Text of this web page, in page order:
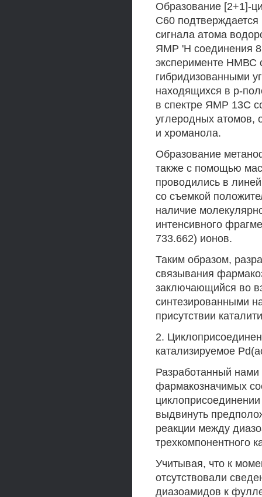
Образование [2+1]-
С60 подтверждается
сигнала атома
ЯМР 'Н соединения 8
эксперименте НМВС
гибридизованными
находящихся в р-
в спектре ЯМР 13С
углеродных атомов,
и хроманола.
Образование
также с помощью
проводились в
со съемкой
наличие
интенсивного
733.662) ионов.
Таким образом,
связывания
заключающийся во
синтезированными
присутствии
2.
катализируемое
Разработанный нами
фармакозначимых
выдвинуть
реакции между
трехкомпонентного
Учитывая, что к
отсутствовали
диазоамидов к